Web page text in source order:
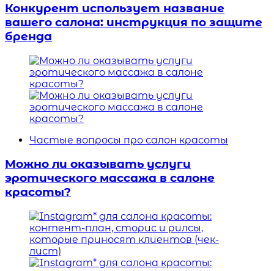
Конкурент использует название
вашего салона: инструкция по защите
бренда
Частые вопросы про салон красоты
Можно ли оказывать услуги
эротического массажа в салоне
красоты?